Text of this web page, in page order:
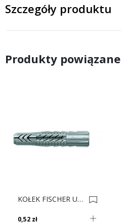
Szczegóły produktu
Produkty powiązane
KOŁEK FISCHER UX 6x35 R 0003726
0,52 zł